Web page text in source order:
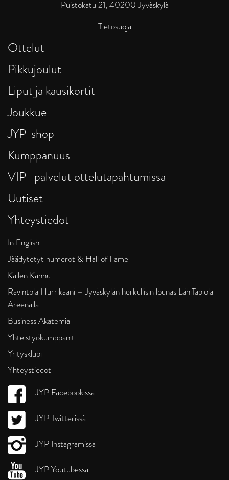
Puistokatu 21, 40200 Jyväskylä
Tietosuoja
Ottelut
Pikkujoulut
Liput ja kausikortit
Joukkue
JYP-shop
Kumppanuus
VIP -palvelut ottelutapahtumissa
Uutiset
Yhteystiedot
In English
Jäädytetyt numerot & Hall of Fame
Kallen Kannu
Ravintola Hurrikaani – Jyväskylän herkullisin lounas LähiTapiola
Areenalla
Business Akatemia
Yhteistyökumppanit
Yritysklubi
Yhteystiedot
JYP Facebookissa
JYP Twitterissä
JYP Instagramissa
JYP Youtubessa